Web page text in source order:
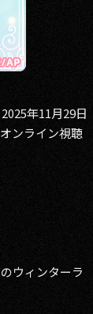
年11月29日
ンライン視聴
ウィンターラ